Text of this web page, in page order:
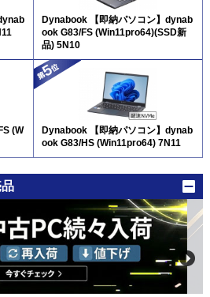
Dynabook 【即納パソコン】dynab
ook G83/FS (Win11pro64)(SSD新
品) 5N10
(W
Dynabook 【即納パソコン】dynab
ook G83/HS (Win11pro64) 7N11